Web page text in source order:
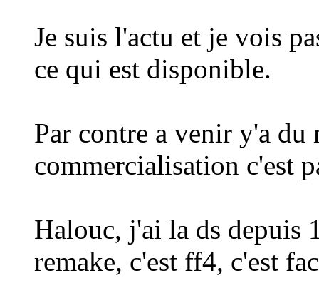
Je suis l'actu et je vois
ce qui est disponible.
Par contre a venir y'a du
commercialisation c'est
Halouc, j'ai la ds depuis
remake, c'est ff4, c'est